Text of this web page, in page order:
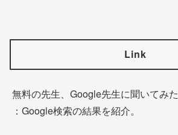
Link
無料の先生、Google先生に聞いてみた
：Google検索の結果を紹介。